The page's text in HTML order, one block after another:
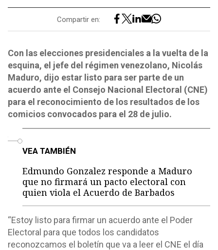
Compartir en:
Con las elecciones presidenciales a la vuelta de la
esquina, el jefe del régimen venezolano, Nicolás
Maduro, dijo estar listo para ser parte de un
acuerdo ante el Consejo Nacional Electoral (CNE)
para el reconocimiento de los resultados de los
comicios convocados para el 28 de julio.
VEA TAMBIÉN
Edmundo Gonzalez responde a Maduro
que no firmará un pacto electoral con
quien viola el Acuerdo de Barbados
“Estoy listo para firmar un acuerdo ante el Poder
Electoral para que todos los candidatos
reconozcamos el boletín que va a leer el CNE el día